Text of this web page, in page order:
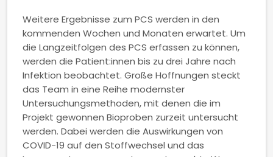
Weitere Ergebnisse zum PCS werden in den
kommenden Wochen und Monaten erwartet. Um
die Langzeitfolgen des PCS erfassen zu können,
werden die Patient:innen bis zu drei Jahre nach
Infektion beobachtet. Große Hoffnungen steckt
das Team in eine Reihe modernster
Untersuchungsmethoden, mit denen die im
Projekt gewonnen Bioproben zurzeit untersucht
werden. Dabei werden die Auswirkungen von
COVID-19 auf den Stoffwechsel und das